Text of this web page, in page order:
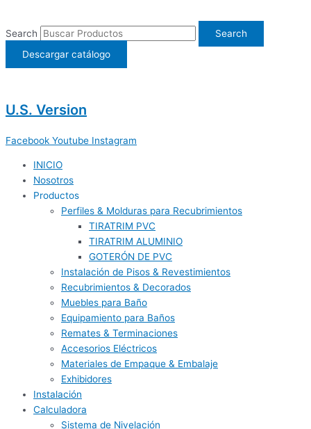
contenido
Search
Search
Descargar catálogo
U.S. Version
Facebook Youtube Instagram
INICIO
Nosotros
Productos
Perfiles & Molduras para Recubrimientos
TIRATRIM PVC
TIRATRIM ALUMINIO
GOTERÓN DE PVC
Instalación de Pisos & Revestimientos
Recubrimientos & Decorados
Muebles para Baño
Equipamiento para Baños
Remates & Terminaciones
Accesorios Eléctricos
Materiales de Empaque & Embalaje
Exhibidores
Instalación
Calculadora
Sistema de Nivelación